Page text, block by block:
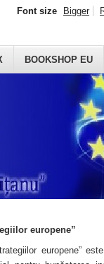
BOOKSHOP EU
Font size Bigger
europene”
europene”